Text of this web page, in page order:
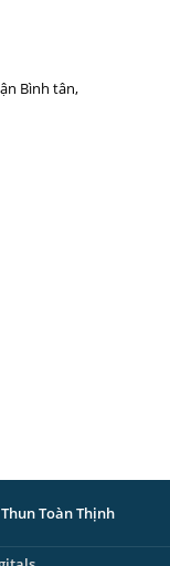
Bình tân,
Toàn Thịnh